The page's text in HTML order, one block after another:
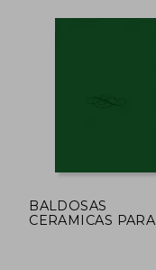
40%
BALDOSAS
CERAMICAS PARA